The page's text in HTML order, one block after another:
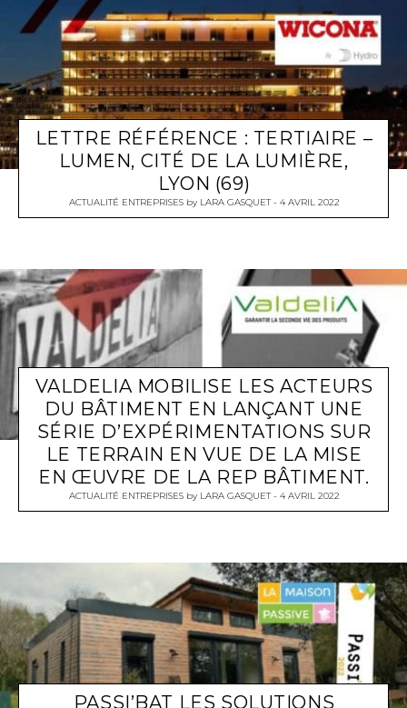
LETTRE RÉFÉRENCE : TERTIAIRE –
LUMEN, CITÉ DE LA LUMIÈRE,
LYON (69)
ACTUALITÉ ENTREPRISESby LARA GASQUET 4 AVRIL 2022
VALDELIA MOBILISE LES ACTEURS
DU BÂTIMENT EN LANÇANT UNE
SÉRIE D’EXPÉRIMENTATIONS SUR
LE TERRAIN EN VUE DE LA MISE
EN ŒUVRE DE LA REP BÂTIMENT.
ACTUALITÉ ENTREPRISESby LARA GASQUET 4 AVRIL 2022
PASSI’BAT LES SOLUTIONS